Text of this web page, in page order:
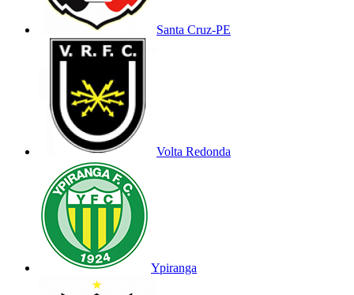
Santa Cruz-PE
Volta Redonda
Ypiranga